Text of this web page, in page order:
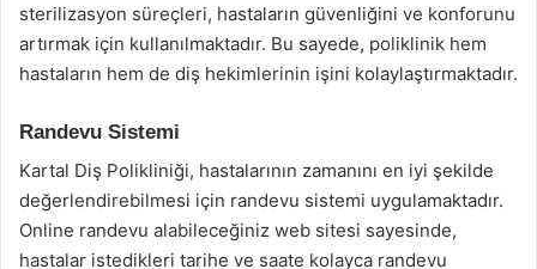
sterilizasyon süreçleri, hastaların güvenliğini ve konforunu
artırmak için kullanılmaktadır. Bu sayede, poliklinik hem
hastaların hem de diş hekimlerinin işini kolaylaştırmaktadır.
Randevu Sistemi
Kartal Diş Polikliniği, hastalarının zamanını en iyi şekilde
değerlendirebilmesi için randevu sistemi uygulamaktadır.
Online randevu alabileceğiniz web sitesi sayesinde,
hastalar istedikleri tarihe ve saate kolayca randevu